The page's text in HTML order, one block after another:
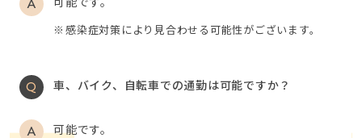
感染症対策により見合わせる可能性がございます。
車、バイク、自転車での通勤は可能ですか？
可能です。